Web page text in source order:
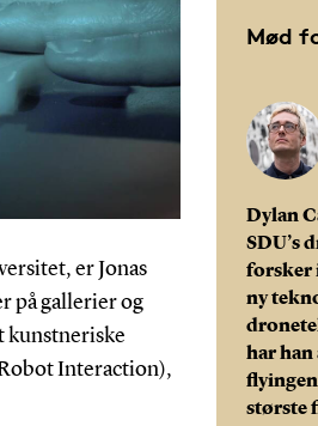
er Jonas
på gallerier og
kunstneriske
Interaction),
Mød
Dylan
SDU’s
forsker
ny
har han
største